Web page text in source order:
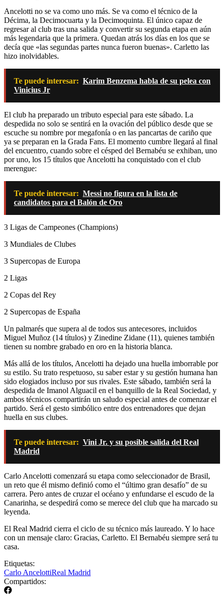
Ancelotti no se va como uno más. Se va como el técnico de la
Décima, la Decimocuarta y la Decimoquinta. El único capaz de
regresar al club tras una salida y convertir su segunda etapa en aún
más legendaria que la primera. Quedan atrás los días en los que se
decía que «las segundas partes nunca fueron buenas». Carletto las
hizo inolvidables.
Te puede interesar: Karim Benzema habla de su pelea con
Vinicius Jr
El club ha preparado un tributo especial para este sábado. La
despedida no solo se sentirá en la ovación del público desde que se
escuche su nombre por megafonía o en las pancartas de cariño que
ya se preparan en la Grada Fans. El momento cumbre llegará al final
del encuentro, cuando sobre el césped del Bernabéu se exhiban, uno
por uno, los 15 títulos que Ancelotti ha conquistado con el club
merengue:
Te puede interesar: Messi no figura en la lista de
candidatos para el Balón de Oro
3 Ligas de Campeones (Champions)
3 Mundiales de Clubes
3 Supercopas de Europa
2 Ligas
2 Copas del Rey
2 Supercopas de España
Un palmarés que supera al de todos sus antecesores, incluidos
Miguel Muñoz (14 títulos) y Zinedine Zidane (11), quienes también
tienen su nombre grabado en oro en la historia blanca.
Más allá de los títulos, Ancelotti ha dejado una huella imborrable por
su estilo. Su trato respetuoso, su saber estar y su gestión humana han
sido elogiados incluso por sus rivales. Este sábado, también será la
despedida de Imanol Alguacil en el banquillo de la Real Sociedad, y
ambos técnicos compartirán un saludo especial antes de comenzar el
partido. Será el gesto simbólico entre dos entrenadores que dejan
huella en sus clubes.
Te puede interesar: Vini Jr. y su posible salida del Real
Madrid
Carlo Ancelotti comenzará su etapa como seleccionador de Brasil,
un reto que él mismo definió como el “último gran desafío” de su
carrera. Pero antes de cruzar el océano y enfundarse el escudo de la
Canarinha, se despedirá como se merece del club que ha marcado su
leyenda.
El Real Madrid cierra el ciclo de su técnico más laureado. Y lo hace
con un mensaje claro: Gracias, Carletto. El Bernabéu siempre será tu
casa.
Etiquetas:
Carlo AncelottiReal Madrid
Compartidos: